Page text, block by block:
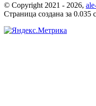
© Copyright 2021 - 2026,
Страница создана за 0.035